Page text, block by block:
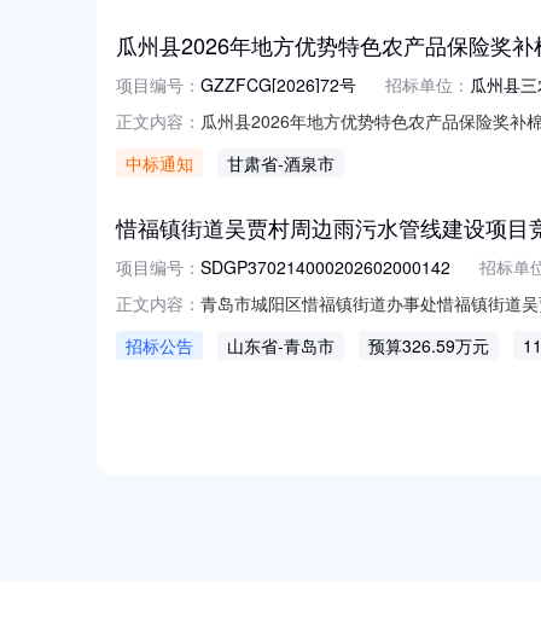
瓜州县2026年地方优势特色农产品保险奖
项目编号： GZZFCG[2026]72号 招标单位： 瓜州县
正文内容： 瓜州县2026年地方优势特色农产品保险奖补
保险股份有限公司酒泉中心支公司现有项
中标通知 甘肃省-酒泉市
惜福镇街道吴贾村周边雨污水管线建设项目
项目编号： SDGP370214000202602000142
招标单
正文内容： 青岛市城阳区惜福镇街道办事处惜福镇街道
提交响应文件。一、采购项目基本情况：
招标公告 山东省-青岛市 预算326.59万元